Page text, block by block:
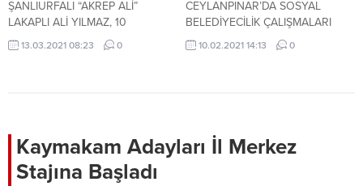
ŞANLIURFALI “AKREP ALİ”
LAKAPLI ALİ YILMAZ, 10
YAŞINDAN BERİ KARA
13.03.2021 08:23 0
CEYLANPINAR’DA SOSYAL
BELEDİYECİLİK ÇALIŞMALARI
SÜRÜYOR
10.02.2021 14:13 0
Kaymakam Adayları İl Merkez
Stajına Başladı